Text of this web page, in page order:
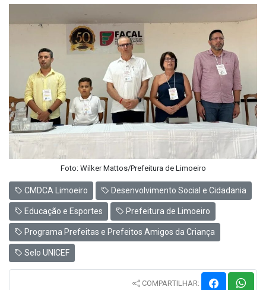
Foto: Wilker Mattos/Prefeitura de Limoeiro
CMDCA Limoeiro Desenvolvimento Social e Cidadania
Educação e Esportes Prefeitura de Limoeiro
Programa Prefeitas e Prefeitos Amigos da Criança
Selo UNICEF
COMPARTILHAR: